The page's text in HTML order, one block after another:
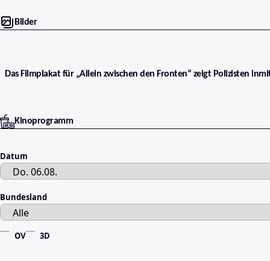
Bilder
Das Filmplakat für „Allein zwischen den Fronten“ zeigt Polizisten
Kinoprogramm
Datum
Bundesland
OV 3D